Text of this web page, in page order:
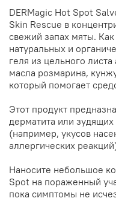
DERMagic Hot Spot
Skin Rescue в
свежий запах мяты.
натуральных и
геля из цельного
масла розмарина,
который помогает
Этот продукт
дерматита или
(например, укусов
аллергических
Наносите небольшое
Spot на пораженный
пока симптомы не